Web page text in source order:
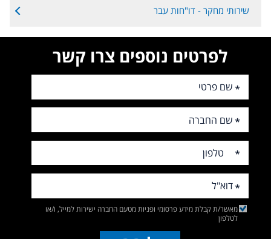
שירותי מחקר - דו"חות עבר
לפרטים נוספים צרו קשר
מאשר/ת קבלת מידע פרסומי ופניות מטעם החברה ישירות למייל, ו/או
לטלפון